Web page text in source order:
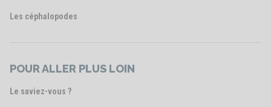
Les céphalopodes
POUR ALLER PLUS LOIN
Le saviez-vous ?